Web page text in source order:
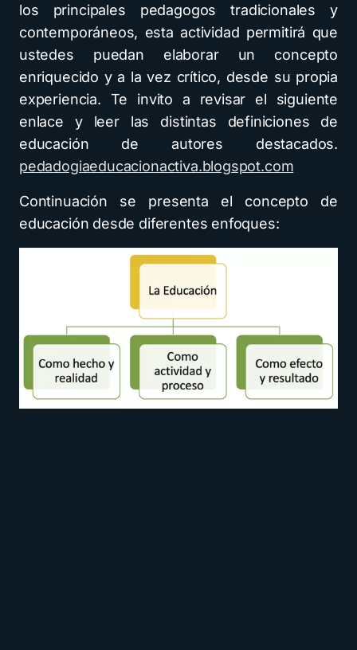
los principales pedagogos tradicionales y
contemporáneos, esta actividad permitirá que
ustedes puedan elaborar un concepto
enriquecido y a la vez crítico, desde su propia
experiencia. Te invito a revisar el siguiente
enlace y leer las distintas definiciones de
educación de autores destacados.
pedadogiaeducacionactiva.blogspot.com
Continuación se presenta el concepto de
educación desde diferentes enfoques: